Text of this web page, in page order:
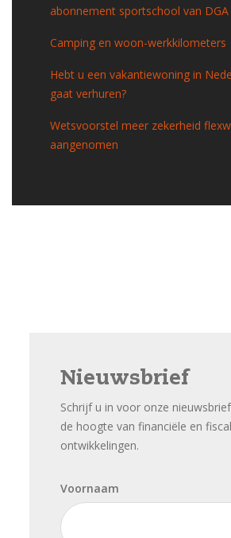
abonnement sportschool van DGA
Camping en woon-werkkilometers
Hebt u een vakantiewoning in
gaat verhuren?
Wetsvoorstel meer zekerheid
aangenomen
Nieuwsbrief
Schrijf u in voor onze
de hoogte van financiële en
ontwikkelingen.
Voornaam